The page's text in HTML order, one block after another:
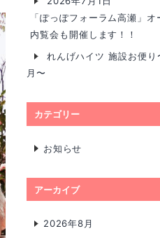
「ぽっぽフォーラム高瀬」オ
内覧会も開催します！！
れんげハイツ 施設お便り
月〜
カテゴリー
お知らせ
アーカイブ
2026年8月